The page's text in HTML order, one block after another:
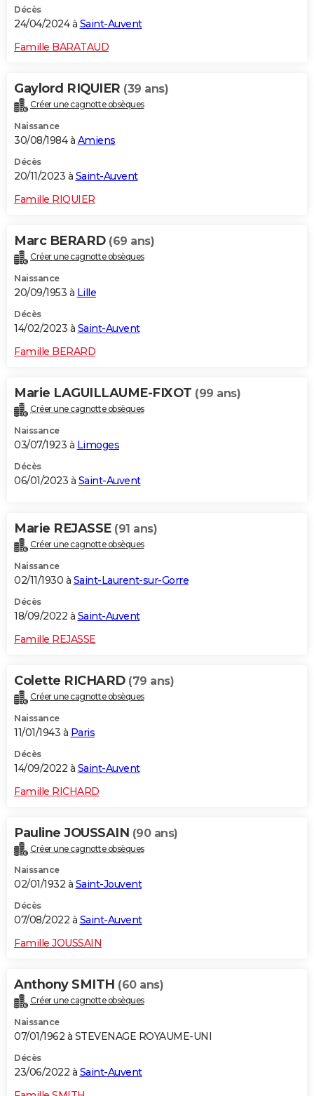
Décès
24/04/2024 à Saint-Auvent
Famille BARATAUD
Gaylord RIQUIER (39 ans)
Créer une cagnotte obsèques
Naissance
30/08/1984 à Amiens
Décès
20/11/2023 à Saint-Auvent
Famille RIQUIER
Marc BERARD (69 ans)
Créer une cagnotte obsèques
Naissance
20/09/1953 à Lille
Décès
14/02/2023 à Saint-Auvent
Famille BERARD
Marie LAGUILLAUME-FIXOT (99 ans)
Créer une cagnotte obsèques
Naissance
03/07/1923 à Limoges
Décès
06/01/2023 à Saint-Auvent
Marie REJASSE (91 ans)
Créer une cagnotte obsèques
Naissance
02/11/1930 à Saint-Laurent-sur-Gorre
Décès
18/09/2022 à Saint-Auvent
Famille REJASSE
Colette RICHARD (79 ans)
Créer une cagnotte obsèques
Naissance
11/01/1943 à Paris
Décès
14/09/2022 à Saint-Auvent
Famille RICHARD
Pauline JOUSSAIN (90 ans)
Créer une cagnotte obsèques
Naissance
02/01/1932 à Saint-Jouvent
Décès
07/08/2022 à Saint-Auvent
Famille JOUSSAIN
Anthony SMITH (60 ans)
Créer une cagnotte obsèques
Naissance
07/01/1962 à STEVENAGE ROYAUME-UNI
Décès
23/06/2022 à Saint-Auvent